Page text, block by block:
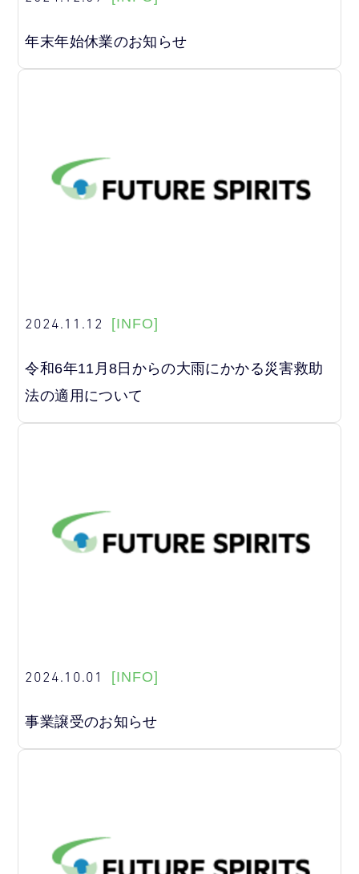
年末年始休業のお知らせ
2024.11.12 [INFO]
令和6年11月8日からの大雨にかかる災害救助
法の適用について
2024.10.01 [INFO]
事業譲受のお知らせ